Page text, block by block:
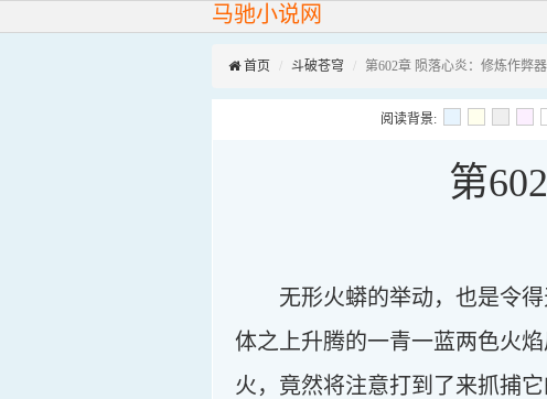
马驰小说网
首页 斗破苍穹 第602章 陨落心炎：修炼作弊器
阅读背景:
第
无形火蟒的举动，也是令
体之上升腾的一青一蓝两色火
火，竟然将注意打到了来抓捕